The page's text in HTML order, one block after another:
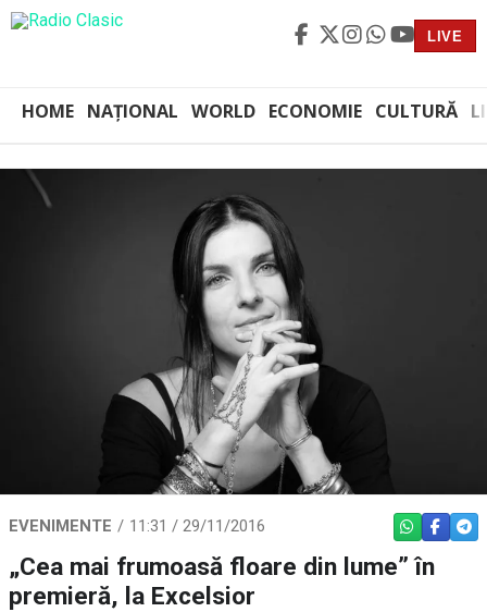
LIVE
HOME NAȚIONAL WORLD ECONOMIE CULTURĂ
EVENIMENTE 11:31 / 29/11/2016 WHATSAPP
„Cea mai frumoasă floare din lume” în
premieră, la Excelsior